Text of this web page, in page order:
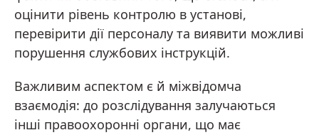
оцінити рівень контролю в установі,
перевірити дії персоналу та виявити можливі
порушення службових інструкцій.
Важливим аспектом є й міжвідомча
взаємодія: до розслідування залучаються
інші правоохоронні органи, що має